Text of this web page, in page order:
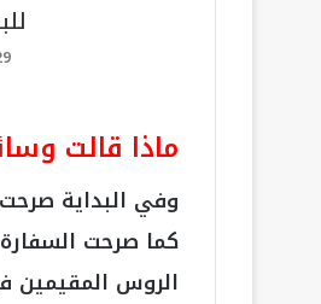
29
ماذا قالت
وفي البداية صرحت
كما صرحت
الروس المقيمين